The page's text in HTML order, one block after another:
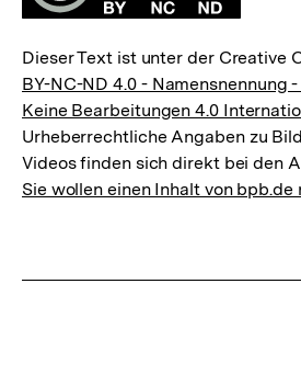
Dieser Text ist unter der Creative
BY-NC-ND 4.0 - Namensnennung
Keine Bearbeitungen 4.0
Urheberrechtliche Angaben zu
Videos finden sich direkt bei den
Sie wollen einen Inhalt von bpb.de